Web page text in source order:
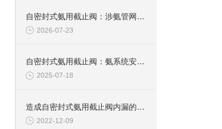
自密封式氨用截止阀：涉氨管网截断的坚固屏障
2026-07-23
自密封式氨用截止阀：氨系统安全运行的守护者
2025-07-18
造成自密封式氨用截止阀内漏的原因分析
2022-12-09